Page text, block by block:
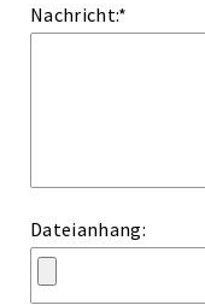
Nachricht:*
Dateianhang: